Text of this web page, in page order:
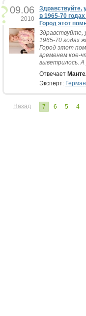
09.06
2010
Здравствуйте,
в 1965-70
Город этот
Здравствуйте,
1965-70 годах
Город этот
временем кое-
выветрилось. А
Отвечает
Эксперт:
Назад 7 6 5 4